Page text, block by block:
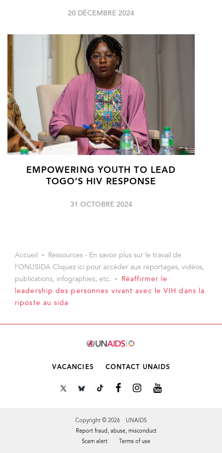
20 DÉCEMBRE 2024
EMPOWERING YOUTH TO LEAD
TOGO’S HIV RESPONSE
31 OCTOBRE 2024
Accueil
Ressources - En savoir plus sur le travail de
l’ONUSIDA Cliquez ici pour accéder aux reportages, vidéos,
publications, infographies, etc.
Réaffirmer le
leadership des personnes vivant avec le VIH dans la
riposte au sida
VACANCIES CONTACT UNAIDS
Copyright © 2026 UNAIDS
Report fraud, abuse, misconduct
Scam alert
Terms of use